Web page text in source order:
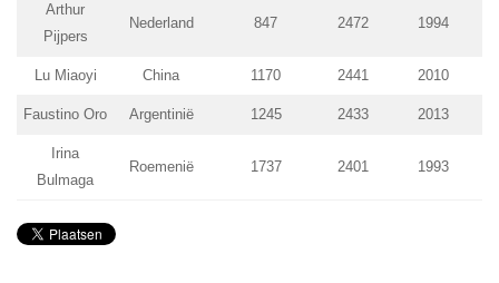
Arthur
Pijpers
Nederland 847 2472 1994
Lu Miaoyi China 1170 2441 2010
Faustino Oro Argentinië 1245 2433 2013
Irina
Bulmaga
Roemenië 1737 2401 1993